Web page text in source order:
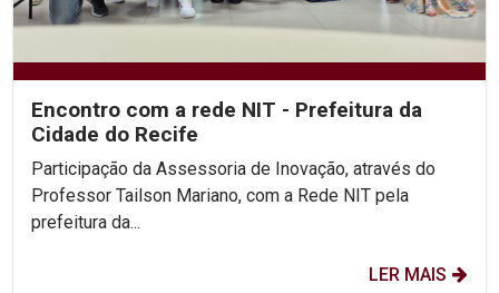
Encontro com a rede NIT - Prefeitura da
Cidade do Recife
Participação da Assessoria de Inovação, através do
Professor Tailson Mariano, com a Rede NIT pela
prefeitura da...
LER MAIS